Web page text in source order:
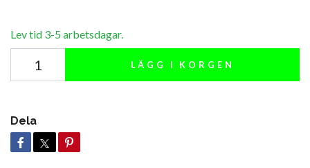
Lev tid 3-5 arbetsdagar.
LÄGG I KORGEN
Dela